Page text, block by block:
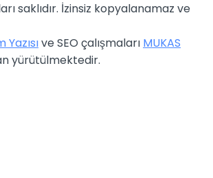
saklıdır. İzinsiz kopyalanamaz ve
Yazısıve SEO çalışmaları MUKAS
yürütülmektedir.